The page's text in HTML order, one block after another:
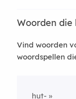
Woorden
Vind woorden
woordspellen
hut-